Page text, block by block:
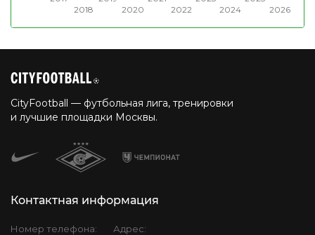
2018
2020
2022
2024
2026
CityFootball — футбольная лига, тренировки
и лучшие площадки Москвы.
Контактная информация
Номер телефона: Адрес: